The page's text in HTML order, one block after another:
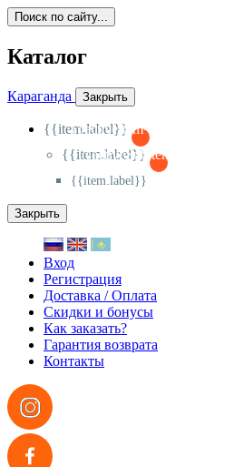
Поиск по сайту...
Каталог
Караганда Закрыть
{{item.label}}
{{activeItem==item.id?'-
{{item.label}}
{{activeSubitem==item.id?'-
{{item.label}}
Закрыть
Вход
Регистрация
Доставка / Оплата
Скидки и бонусы
Как заказать?
Гарантия возврата
Контакты